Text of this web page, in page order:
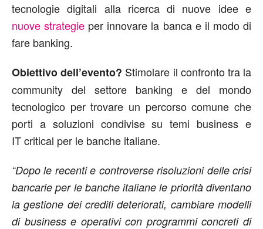
tecnologie digitali alla ricerca di nuove idee e
nuove strategie per innovare la banca e il modo di
fare banking.
Obiettivo dell’evento? Stimolare il confronto tra la
community del settore banking e del mondo
tecnologico per trovare un percorso comune che
porti a soluzioni condivise su temi business e
IT critical per le banche italiane.
“Dopo le recenti e controverse risoluzioni delle crisi
bancarie per le banche italiane le priorità diventano
la gestione dei crediti deteriorati, cambiare modelli
di business e operativi con programmi concreti di